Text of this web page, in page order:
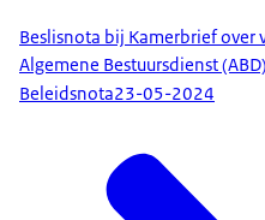
Beslisnota bij Kamerbrief
Algemene Bestuursdienst (ABD)
Beleidsnota23-05-2024